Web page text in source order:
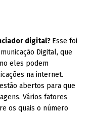
digital? Esse foi
Digital, que
eles podem
na internet.
abertos para que
Vários fatores
os quais o número